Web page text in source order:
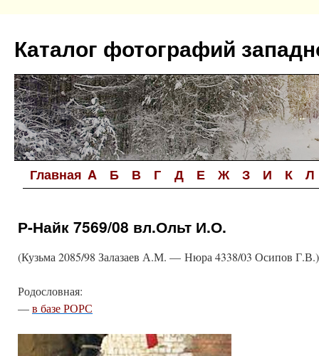
содержимому
Каталог фотографий
Главная A Б В Г Д Е Ж З И К Л
Р-Найк 7569/08 вл.Ольт И.О.
(Кузьма 2085/98 Залазаев А.М. — Нюра 4338/03 Осипов Г.В.)
Родословная:
—в базе РОРС